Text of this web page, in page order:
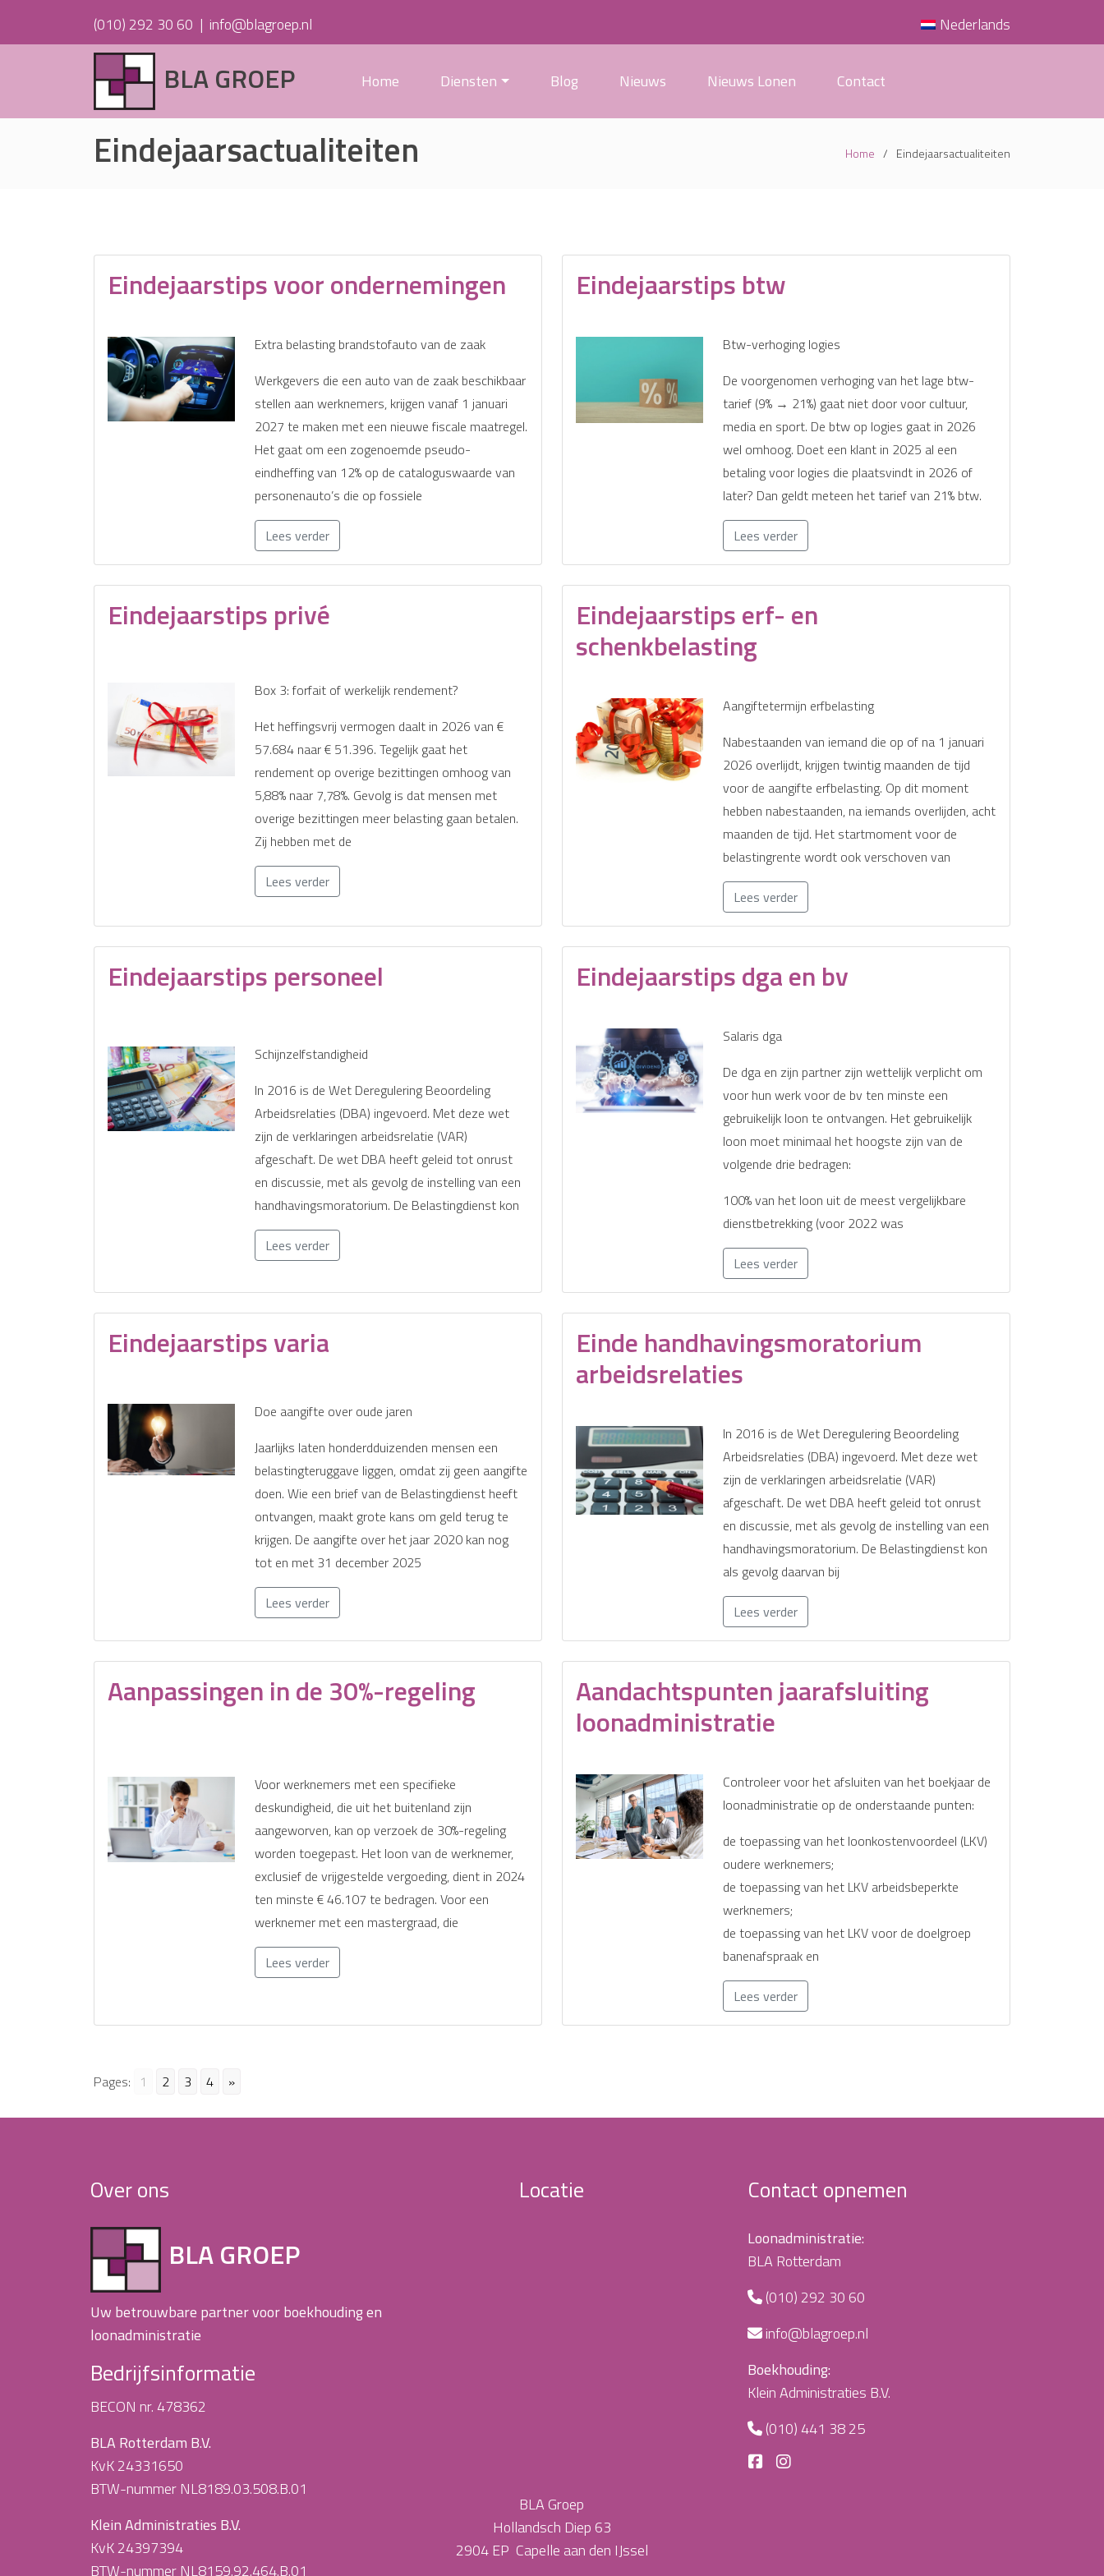
(010) 292 30 60 | info@blagroep.nl Nederlands
BLA GROEP Home Diensten Blog Nieuws Nieuws Lonen Contact
Eindejaarsactualiteiten Home Eindejaarsactualiteiten
Eindejaarstips voor ondernemingen
Extra belasting brandstofauto van de zaak
Werkgevers die een auto van de zaak beschikbaar
stellen aan werknemers, krijgen vanaf 1 januari
2027 te maken met een nieuwe fiscale maatregel.
Het gaat om een zogenoemde pseudo-
eindheffing van 12% op de cataloguswaarde van
personenauto’s die op fossiele
Lees verder
Eindejaarstips btw
Btw-verhoging logies
De voorgenomen verhoging van het lage btw-
tarief (9% → 21%) gaat niet door voor cultuur,
media en sport. De btw op logies gaat in 2026
wel omhoog. Doet een klant in 2025 al een
betaling voor logies die plaatsvindt in 2026 of
later? Dan geldt meteen het tarief van 21% btw.
Lees verder
Eindejaarstips privé
Box 3: forfait of werkelijk rendement?
Het heffingsvrij vermogen daalt in 2026 van €
57.684 naar € 51.396. Tegelijk gaat het
rendement op overige bezittingen omhoog van
5,88% naar 7,78%. Gevolg is dat mensen met
overige bezittingen meer belasting gaan betalen.
Zij hebben met de
Lees verder
Eindejaarstips erf- en
schenkbelasting
Aangiftetermijn erfbelasting
Nabestaanden van iemand die op of na 1 januari
2026 overlijdt, krijgen twintig maanden de tijd
voor de aangifte erfbelasting. Op dit moment
hebben nabestaanden, na iemands overlijden, acht
maanden de tijd. Het startmoment voor de
belastingrente wordt ook verschoven van
Lees verder
Eindejaarstips personeel
Schijnzelfstandigheid
In 2016 is de Wet Deregulering Beoordeling
Arbeidsrelaties (DBA) ingevoerd. Met deze wet
zijn de verklaringen arbeidsrelatie (VAR)
afgeschaft. De wet DBA heeft geleid tot onrust
en discussie, met als gevolg de instelling van een
handhavingsmoratorium. De Belastingdienst kon
Lees verder
Eindejaarstips dga en bv
Salaris dga
De dga en zijn partner zijn wettelijk verplicht om
voor hun werk voor de bv ten minste een
gebruikelijk loon te ontvangen. Het gebruikelijk
loon moet minimaal het hoogste zijn van de
volgende drie bedragen:
100% van het loon uit de meest vergelijkbare
dienstbetrekking (voor 2022 was
Lees verder
Eindejaarstips varia
Doe aangifte over oude jaren
Jaarlijks laten honderdduizenden mensen een
belastingteruggave liggen, omdat zij geen aangifte
doen. Wie een brief van de Belastingdienst heeft
ontvangen, maakt grote kans om geld terug te
krijgen. De aangifte over het jaar 2020 kan nog
tot en met 31 december 2025
Lees verder
Einde handhavingsmoratorium
arbeidsrelaties
In 2016 is de Wet Deregulering Beoordeling
Arbeidsrelaties (DBA) ingevoerd. Met deze wet
zijn de verklaringen arbeidsrelatie (VAR)
afgeschaft. De wet DBA heeft geleid tot onrust
en discussie, met als gevolg de instelling van een
handhavingsmoratorium. De Belastingdienst kon
als gevolg daarvan bij
Lees verder
Aanpassingen in de 30%-regeling
Voor werknemers met een specifieke
deskundigheid, die uit het buitenland zijn
aangeworven, kan op verzoek de 30%-regeling
worden toegepast. Het loon van de werknemer,
exclusief de vrijgestelde vergoeding, dient in 2024
ten minste € 46.107 te bedragen. Voor een
werknemer met een mastergraad, die
Lees verder
Aandachtspunten jaarafsluiting
loonadministratie
Controleer voor het afsluiten van het boekjaar de
loonadministratie op de onderstaande punten:
de toepassing van het loonkostenvoordeel (LKV)
oudere werknemers;
de toepassing van het LKV arbeidsbeperkte
werknemers;
de toepassing van het LKV voor de doelgroep
banenafspraak en
Lees verder
Pages: 1 2 3 4 »
Over ons
BLA GROEP
Uw betrouwbare partner voor boekhouding en
loonadministratie
Bedrijfsinformatie
BECON nr. 478362
BLA Rotterdam B.V.
KvK 24331650
BTW-nummer NL8189.03.508.B.01
Klein Administraties B.V.
KvK 24397394
BTW-nummer NL8159.92.464.B.01
Locatie
BLA Groep
Hollandsch Diep 63
2904 EP Capelle aan den IJssel
Contact opnemen
Loonadministratie:
BLA Rotterdam
(010) 292 30 60
info@blagroep.nl
Boekhouding:
Klein Administraties B.V.
(010) 441 38 25